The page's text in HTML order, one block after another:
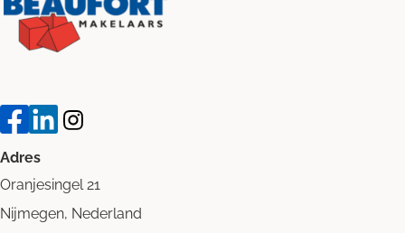
Adres
Oranjesingel 21
Nijmegen, Nederland